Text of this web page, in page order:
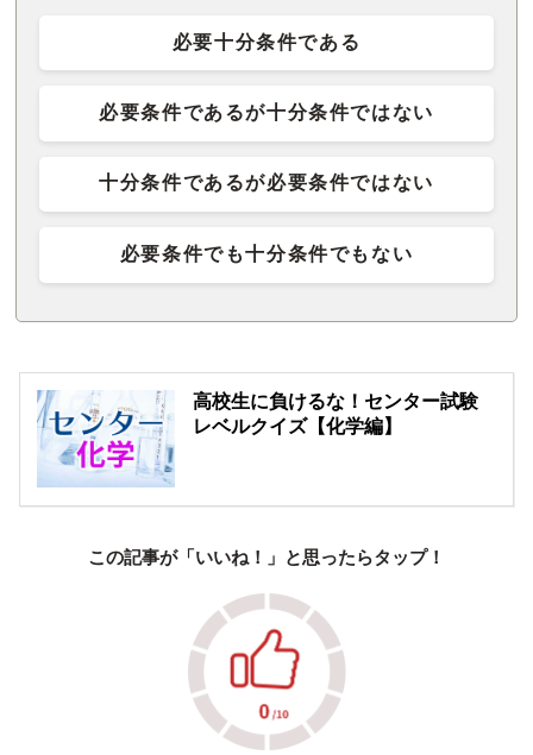
必要十分条件である
必要条件であるが十分条件ではない
十分条件であるが必要条件ではない
必要条件でも十分条件でもない
高校生に負けるな！センター試験
レベルクイズ【化学編】
この記事が「いいね！」と思ったらタップ！